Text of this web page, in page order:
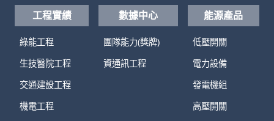
工程實績
綠能工程
生技醫院工程
交通建設工程
機電工程
數據中心
團隊能力(獎牌)
資通訊工程
能源產品
低壓開關
電力設備
發電機組
高壓開關